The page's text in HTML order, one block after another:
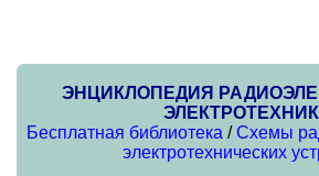
ЭНЦИКЛОПЕДИЯ
Бесплатная библиотека /Схемы
электротехнических